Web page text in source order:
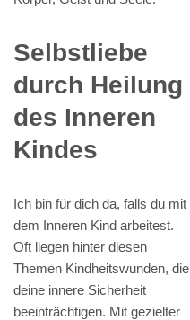
Selbstliebe
durch Heilung
des Inneren
Kindes
Ich bin für dich da, falls du mit
dem Inneren Kind arbeitest.
Oft liegen hinter diesen
Themen Kindheitswunden, die
deine innere Sicherheit
beeinträchtigen. Mit gezielter